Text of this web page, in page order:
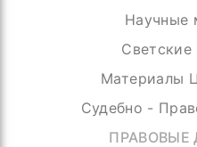
Научные
Материалы
Судебно -
ПРАВОВЫЕ